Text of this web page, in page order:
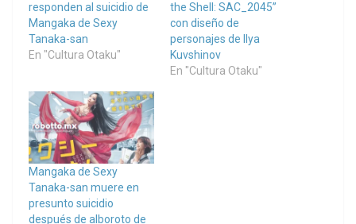
responden al suicidio de
Mangaka de Sexy
Tanaka-san
En "Cultura Otaku"
the Shell: SAC_2045”
con diseño de
personajes de Ilya
Kuvshinov
En "Cultura Otaku"
Mangaka de Sexy
Tanaka-san muere en
presunto suicidio
después de alboroto de